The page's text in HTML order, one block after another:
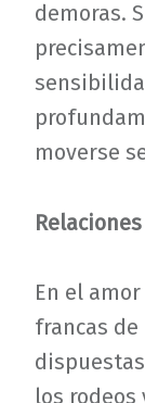
demoras.
moverse
En el
francas de
los rodeos